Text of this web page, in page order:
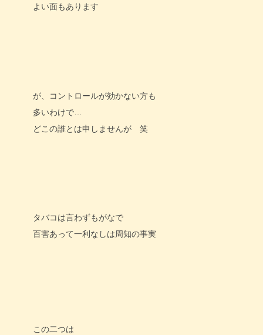
よい面もあります
が、コントロールが効かない方も
多いわけで…
どこの誰とは申しませんが 笑
タバコは言わずもがなで
百害あって一利なしは周知の事実
この二つは